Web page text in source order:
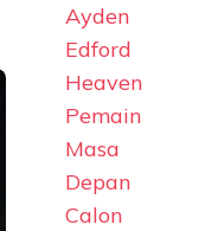
Ayden
Edford
Heaven
Pemain
Masa
Depan
Calon